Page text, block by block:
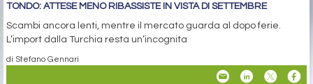
TONDO: ATTESE MENO RIBASSISTE IN VISTA DI SETTEMBRE
Scambi ancora lenti, mentre il mercato guarda al dopo ferie.
L’import dalla Turchia resta un’incognita
di Stefano Gennari